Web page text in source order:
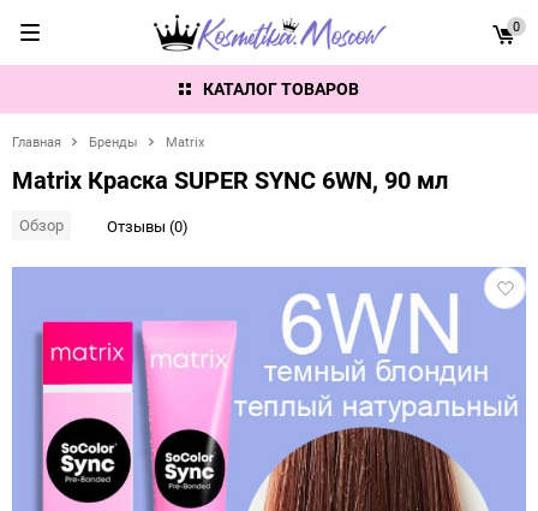
КАТАЛОГ ТОВАРОВ
0
Главная Бренды Matrix
Matrix Краска SUPER SYNC 6WN, 90 мл
Обзор Отзывы (0)
в